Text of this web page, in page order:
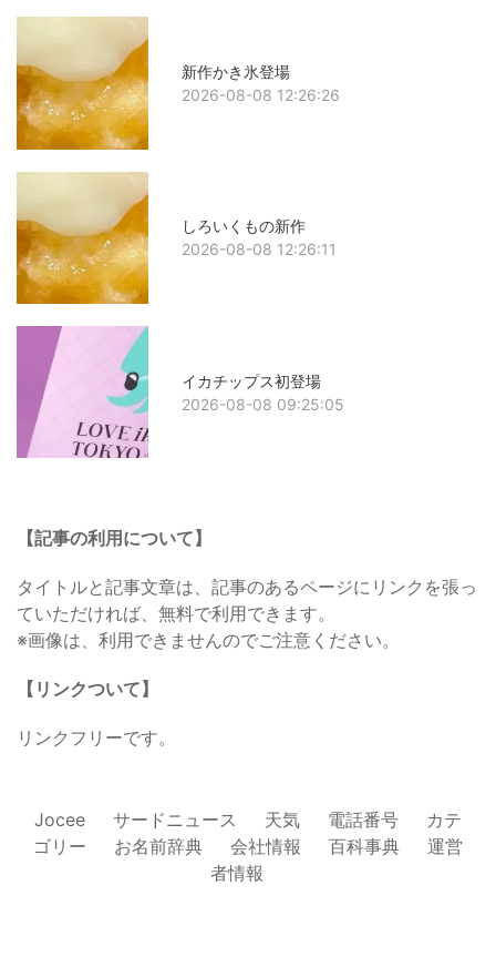
新作かき氷登場
2026-08-08 12:26:26
しろいくもの新作
2026-08-08 12:26:11
イカチップス初登場
2026-08-08 09:25:05
【記事の利用について】
タイトルと記事文章は、記事のあるページにリンクを張っ
ていただければ、無料で利用できます。
※画像は、利用できませんのでご注意ください。
【リンクついて】
リンクフリーです。
Jocee サードニュース 天気 電話番号
カテ
ゴリー
お名前辞典 会社情報 百科事典
運営
者情報